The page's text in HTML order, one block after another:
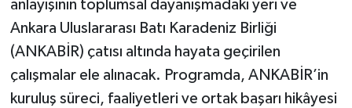
anlayışının toplumsal dayanışmadaki yeri ve
Ankara Uluslararası Batı Karadeniz Birliği
(ANKABİR) çatısı altında hayata geçirilen
çalışmalar ele alınacak. Programda, ANKABİR’in
kuruluş süreci, faaliyetleri ve ortak başarı hikâyesi